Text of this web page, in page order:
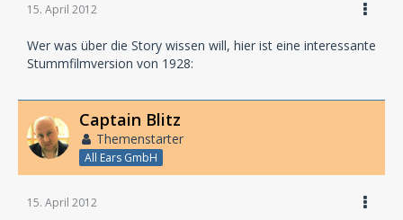
15. April 2012
Wer was über die Story wissen will, hier ist eine interessante
Stummfilmversion von 1928:
Captain Blitz
Themenstarter
All Ears GmbH
15. April 2012